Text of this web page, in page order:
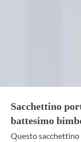
Sacchettino
battesimo
Questo